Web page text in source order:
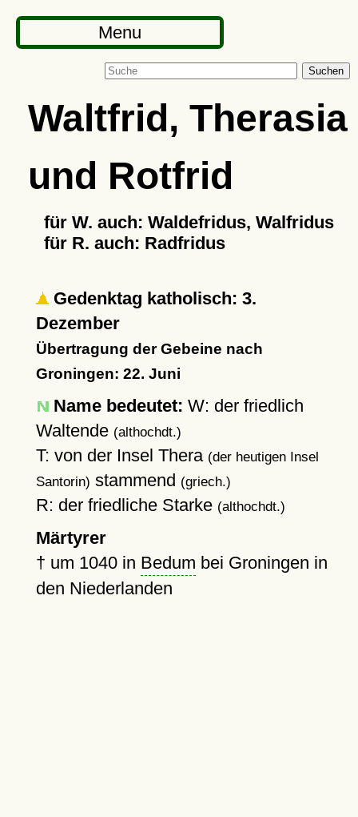
Menu
Suchen
Waltfrid, Therasia
und Rotfrid
für W. auch: Waldefridus, Walfridus
für R. auch: Radfridus
Gedenktag katholisch: 3.
Dezember
Übertragung der Gebeine nach
Groningen: 22. Juni
Name bedeutet: W: der friedlich
Waltende (althochdt.)
T: von der Insel Thera (der heutigen Insel
Santorin) stammend (griech.)
R: der friedliche Starke (althochdt.)
Märtyrer
† um 1040in Bedum bei Groningen in
den Niederlanden